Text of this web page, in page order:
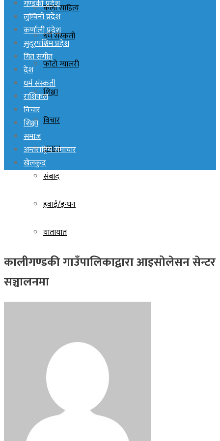
कला साहित्य
धर्म संस्कती
फोटो ग्यालरी
शिक्षा
विचार
समाज
संबाद
हवाई/इन्धन
यातायात
गण्डकी प्रदेश
लुम्बिनी प्रदेश
कर्णाली प्रदेश
सुदूरपश्चिम प्रदेश
गित संगीत
देश
धर्म संस्कती
राशिफल
विचार
शिक्षा
समाज
अन्तराष्ट्रिय समाचार
खेलकुद
कालीगण्डकी गाउँपालिकाद्वारा आइसोलेसन सेन्टर
सञ्चालनमा